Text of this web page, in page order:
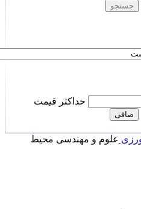
جستجو
حداكثر قيمت
صافی
علوم و مهندسی محیط